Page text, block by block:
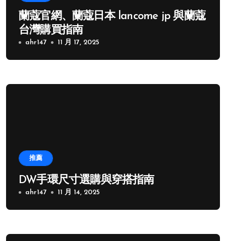
蘭蔻官網、蘭蔻日本 lancome jp 與蘭蔻
台灣購買指南
ahr147 11 月 17, 2025
推薦
DW手環尺寸選購與穿搭指南
ahr147 11 月 14, 2025